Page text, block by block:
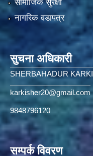
सामाजिक सुरक्षा
नागरिक वडापत्र
सुचना अधिकारी
SHERBAHADUR KARKI
karkisher20@gmail.com
9848796120
सम्पर्क विवरण